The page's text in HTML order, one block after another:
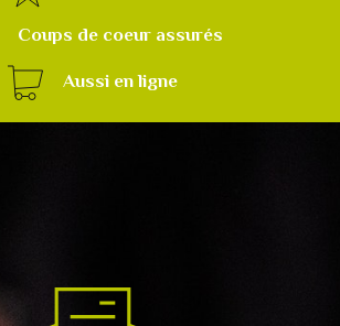
Coups de coeur assurés
Aussi en ligne